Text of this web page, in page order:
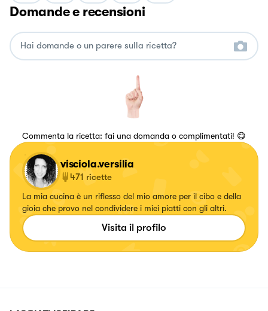
Domande e recensioni
Commenta la ricetta: fai una domanda o complimentati! 😋
visciola.versilia
471 ricette
La mia cucina è un riflesso del mio amore per il cibo e della
gioia che provo nel condividere i miei piatti con gli altri.
Visita il profilo